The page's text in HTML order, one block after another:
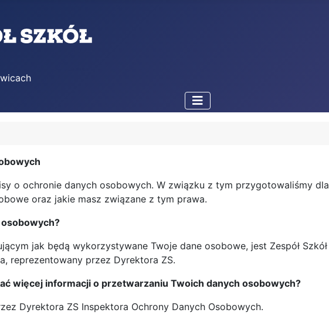
o ochronie danych osobowych. W związku z tym przygotowaliśmy
oraz jakie masz związane z tym prawa.
jak będą wykorzystywane Twoje dane osobowe, jest Zespół
reprezentowany przez Dyrektora ZS.
więcej informacji o przetwarzaniu Twoich danych osobowych?
Dyrektora ZS Inspektora Ochrony Danych Osobowych.